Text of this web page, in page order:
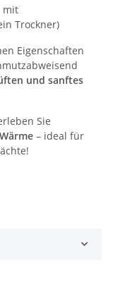
mit
Trockner)
Eigenschaften
und sanftes
Sie
– ideal für